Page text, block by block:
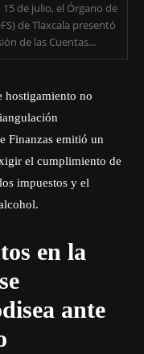
15 de julio, el Órgano de
de Tlaxcala presentó
de las Cuentas...
hostigamiento no
Finanzas emitió un
el cumplimiento de
impuestos y el
en la
ante